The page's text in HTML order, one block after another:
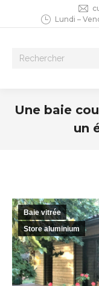
Lundi –
Recherche
Une baie
un
Baie vitrée
Store aluminium